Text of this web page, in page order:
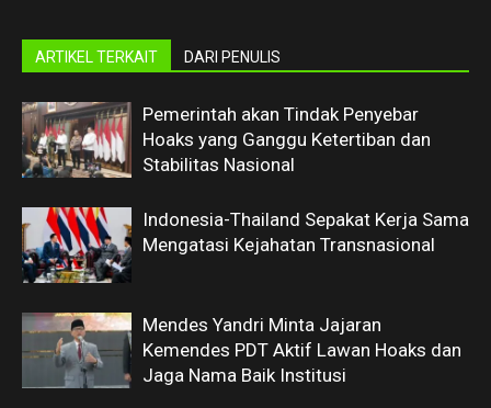
ARTIKEL TERKAIT DARI PENULIS
Pemerintah akan Tindak Penyebar
Hoaks yang Ganggu Ketertiban dan
Stabilitas Nasional
Indonesia-Thailand Sepakat Kerja Sama
Mengatasi Kejahatan Transnasional
Mendes Yandri Minta Jajaran
Kemendes PDT Aktif Lawan Hoaks dan
Jaga Nama Baik Institusi